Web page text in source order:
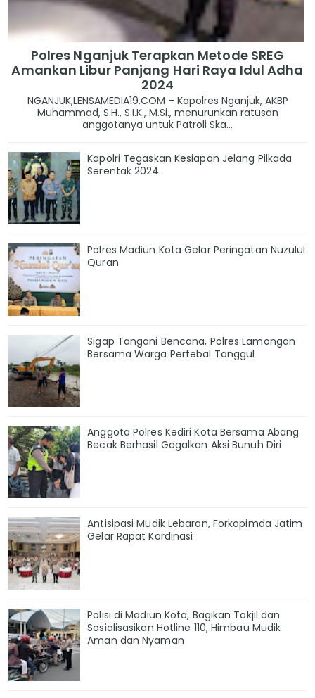
Polres Nganjuk Terapkan Metode SREG
Amankan Libur Panjang Hari Raya Idul Adha
2024
NGANJUK,LENSAMEDIA19.COM – Kapolres Nganjuk, AKBP
Muhammad, S.H., S.I.K., M.Si., menurunkan ratusan
anggotanya untuk Patroli Ska...
Kapolri Tegaskan Kesiapan Jelang Pilkada
Serentak 2024
Polres Madiun Kota Gelar Peringatan Nuzulul
Quran
Sigap Tangani Bencana, Polres Lamongan
Bersama Warga Pertebal Tanggul
Anggota Polres Kediri Kota Bersama Abang
Becak Berhasil Gagalkan Aksi Bunuh Diri
Antisipasi Mudik Lebaran, Forkopimda Jatim
Gelar Rapat Kordinasi
Polisi di Madiun Kota, Bagikan Takjil dan
Sosialisasikan Hotline 110, Himbau Mudik
Aman dan Nyaman